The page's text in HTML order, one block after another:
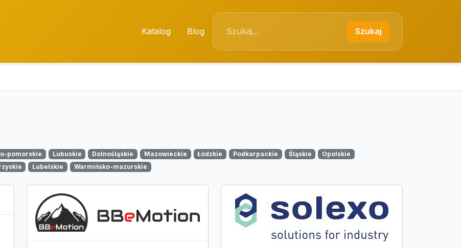
Katalog Blog Szukaj
pomorskie Lubuskie Dolnośląskie Mazowieckie Łódzkie Podkarpackie Śląskie
Opolskie
Lubelskie Warmińsko-mazurskie